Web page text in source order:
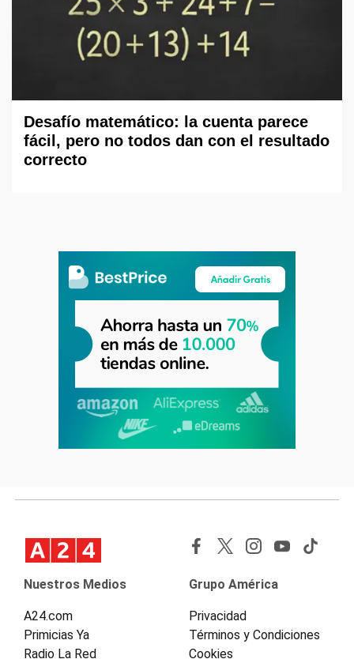
Desafío matemático: la cuenta parece
fácil, pero no todos dan con el resultado
correcto
Nuestros Medios
A24.com
Primicias Ya
Radio La Red
Grupo América
Privacidad
Términos y Condiciones
Cookies